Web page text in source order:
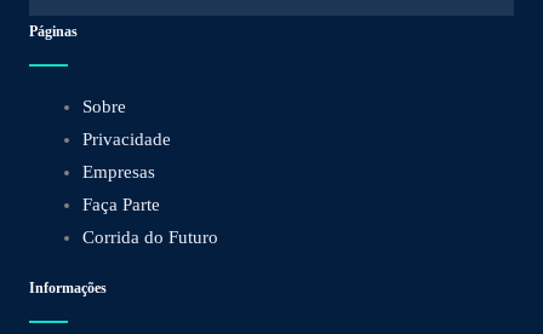
Páginas
Sobre
Privacidade
Empresas
Faça Parte
Corrida do Futuro
Informações